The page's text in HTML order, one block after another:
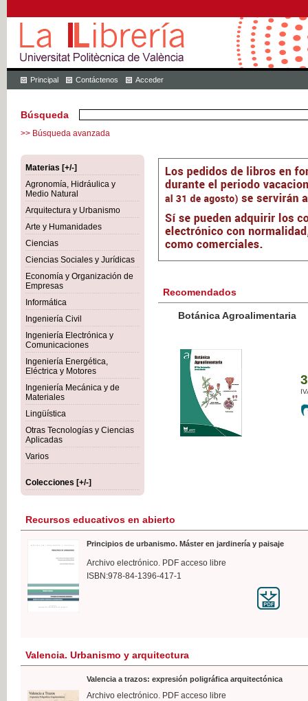
Principal Contáctenos Acceder
Búsqueda
>> Búsqueda avanzada
Materias [+/-]
Agronomía, Hidráulica y
Medio Natural
Arquitectura y Urbanismo
Arte y Humanidades
Ciencias
Ciencias Sociales y Jurídicas
Economía y Organización de
Empresas
Informática
Ingeniería Civil
Ingeniería Electrónica y
Comunicaciones
Ingeniería Energética,
Eléctrica y Motores
Ingeniería Mecánica y de
Materiales
Lingüística
Otras Tecnologías y Ciencias
Aplicadas
Varios
Colecciones [+/-]
Recomendados
Botánica Agroalimentaria
IVA
Recursos educativos en abierto
Principios de urbanismo. Máster en jardinería y paisaje
Archivo electrónico. PDF acceso libre
ISBN:978-84-1396-417-1
Valencia. Urbanismo y arquitectura
Valencia a trazos: expresión poligráfica arquitectónica
Archivo electrónico. PDF acceso libre